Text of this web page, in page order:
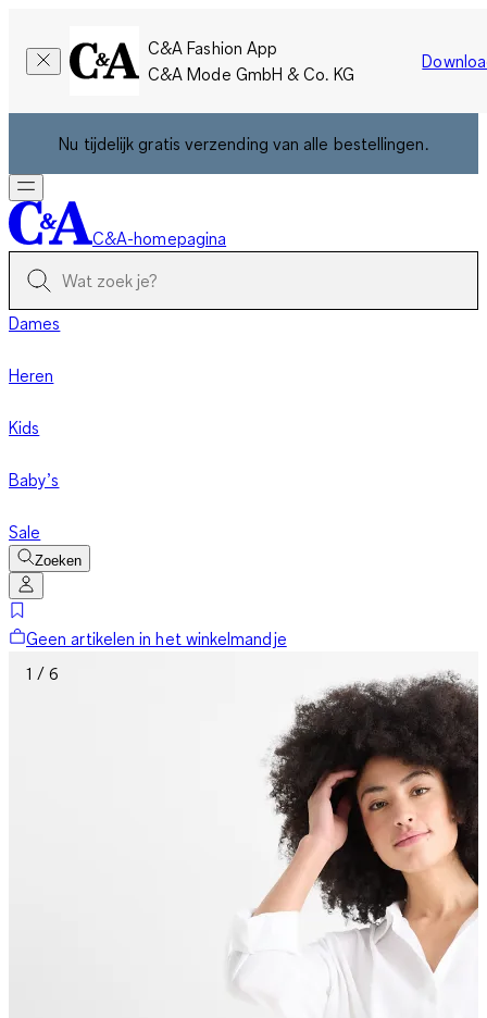
C&A Fashion App
C&A Mode GmbH & Co. KG
Nu tijdelijk gratis verzending van alle bestellingen.
C&A-homepagina
Dames
Heren
Kids
Baby’s
Sale
Zoeken
Geen artikelen in het winkelmandje
1 / 6